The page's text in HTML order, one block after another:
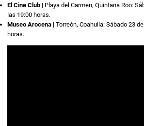
El Cine Club | Playa del Carmen, Quintana Roo:
las 19:00 horas.
Museo Arocena | Torreón, Coahuila: Sábado 23
horas.